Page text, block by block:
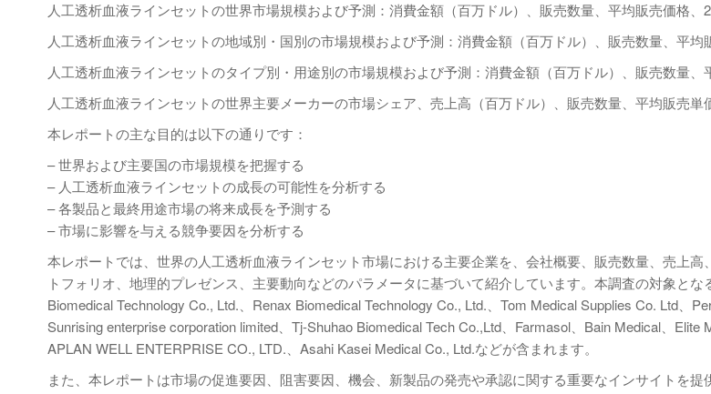
人工透析血液ラインセットの世界市場規模および予測：消費金額（百万ドル）、販売数量、平均販売価格、
人工透析血液ラインセットの地域別・国別の市場規模および予測：消費金額（百万ドル）、販売数量、平均
人工透析血液ラインセットのタイプ別・用途別の市場規模および予測：消費金額（百万ドル）、販売数量、
人工透析血液ラインセットの世界主要メーカーの市場シェア、売上高（百万ドル）、販売数量、平均販売単
本レポートの主な目的は以下の通りです：
– 世界および主要国の市場規模を把握する
– 人工透析血液ラインセットの成長の可能性を分析する
– 各製品と最終用途市場の将来成長を予測する
– 市場に影響を与える競争要因を分析する
本レポートでは、世界の人工透析血液ラインセット市場における主要企業を、会社概要、販売数量、売上高
トフォリオ、地理的プレゼンス、主要動向などのパラメータに基づいて紹介しています。本調査の対象とな
Biomedical Technology Co., Ltd.、Renax Biomedical Technology Co., Ltd.、Tom Medical Supplies Co. Ltd、
Sunrising enterprise corporation limited、Tj-Shuhao Biomedical Tech Co.,Ltd、Farmasol、Bain Medical、Elite
APLAN WELL ENTERPRISE CO., LTD.、Asahi Kasei Medical Co., Ltd.などが含まれます。
また、本レポートは市場の促進要因、阻害要因、機会、新製品の発売や承認に関する重要なインサイトを提